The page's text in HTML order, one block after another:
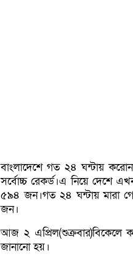
বাংলাদেশে গত ২৪ ঘন্টায়
সর্বোচ্চ রেকর্ড।এ নিয়ে দেশে
৫৯৪ জন।গত ২৪ ঘন্টায় মারা
জন।
আজ ২ এপ্রিল(শুক্রবার)বিকেলে
জানানো হয়।